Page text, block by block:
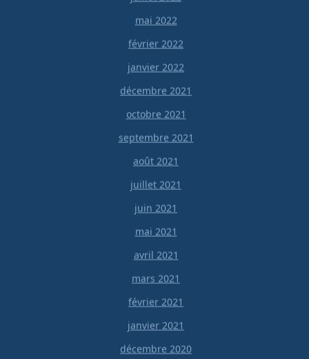
mai 2022
février 2022
janvier 2022
décembre 2021
octobre 2021
septembre 2021
août 2021
juillet 2021
juin 2021
mai 2021
avril 2021
mars 2021
février 2021
janvier 2021
décembre 2020